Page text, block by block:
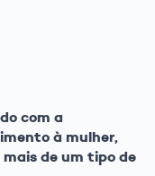
com a
à mulher,
de um tipo de